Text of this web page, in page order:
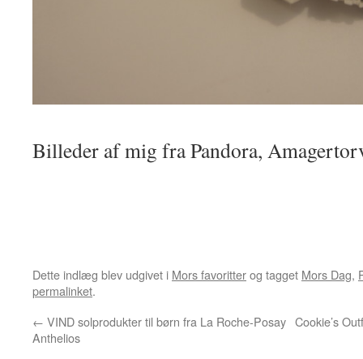
Billeder af mig fra Pandora,
Dette indlæg blev udgivet i Mors favoritterog tagget Mors Dag,
permalinket.
← VIND solprodukter til børn fra La Roche-Posay
Anthelios
Cookie’s